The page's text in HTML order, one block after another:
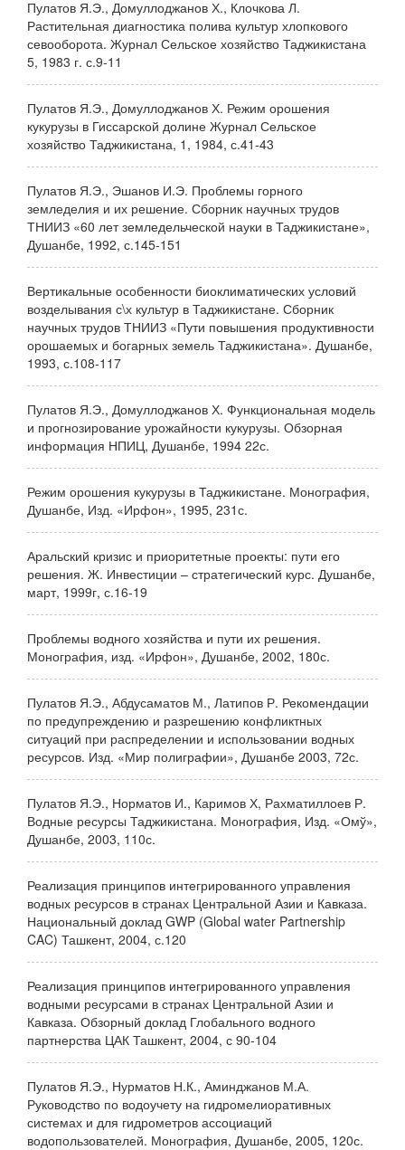
Пулатов Я.Э., Домуллоджанов Х., Клочкова Л.
Растительная диагностика полива культур хлопкового
севооборота. Журнал Сельское хозяйство Таджикистана
5, 1983 г. с.9-11
Пулатов Я.Э., Домуллоджанов Х. Режим орошения
кукурузы в Гиссарской долине Журнал Сельское
хозяйство Таджикистана, 1, 1984, с.41-43
Пулатов Я.Э., Эшанов И.Э. Проблемы горного
земледелия и их решение. Сборник научных трудов
ТНИИЗ «60 лет земледельческой науки в Таджикистане»,
Душанбе, 1992, с.145-151
Вертикальные особенности биоклиматических условий
возделывания с\х культур в Таджикистане. Сборник
научных трудов ТНИИЗ «Пути повышения продуктивности
орошаемых и богарных земель Таджикистана». Душанбе,
1993, с.108-117
Пулатов Я.Э., Домуллоджанов Х. Функциональная модель
и прогнозирование урожайности кукурузы. Обзорная
информация НПИЦ, Душанбе, 1994 22с.
Режим орошения кукурузы в Таджикистане. Монография,
Душанбе, Изд. «Ирфон», 1995, 231с.
Аральский кризис и приоритетные проекты: пути его
решения. Ж. Инвестиции – стратегический курс. Душанбе,
март, 1999г, с.16-19
Проблемы водного хозяйства и пути их решения.
Монография, изд. «Ирфон», Душанбе, 2002, 180с.
Пулатов Я.Э., Абдусаматов М., Латипов Р. Рекомендации
по предупреждению и разрешению конфликтных
ситуаций при распределении и использовании водных
ресурсов. Изд. «Мир полиграфии», Душанбе 2003, 72с.
Пулатов Я.Э., Норматов И., Каримов Х, Рахматиллоев Р.
Водные ресурсы Таджикистана. Монография, Изд. «Омў»,
Душанбе, 2003, 110с.
Реализация принципов интегрированного управления
водных ресурсов в странах Центральной Азии и Кавказа.
Национальный доклад GWP (Global water Partnership
CAC) Ташкент, 2004, с.120
Реализация принципов интегрированного управления
водными ресурсами в странах Центральной Азии и
Кавказа. Обзорный доклад Глобального водного
партнерства ЦАК Ташкент, 2004, с 90-104
Пулатов Я.Э., Нурматов Н.К., Аминджанов М.А.
Руководство по водоучету на гидромелиоративных
системах и для гидрометров ассоциаций
водопользователей. Монография, Душанбе, 2005, 120с.